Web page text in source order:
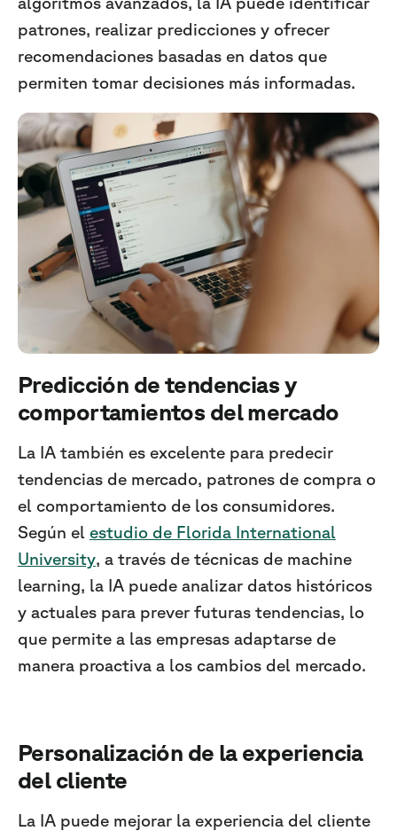
patrones, realizar predicciones y ofrecer
recomendaciones basadas en datos que
permiten tomar decisiones más informadas.
Predicción de tendencias y
comportamientos del mercado
La IA también es excelente para predecir
tendencias de mercado, patrones de compra o
el comportamiento de los consumidores.
Según el estudio de Florida International
University, a través de técnicas de machine
learning, la IA puede analizar datos históricos
y actuales para prever futuras tendencias, lo
que permite a las empresas adaptarse de
manera proactiva a los cambios del mercado.
Personalización de la experiencia
del cliente
La IA puede mejorar la experiencia del cliente